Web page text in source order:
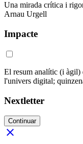
Una mirada crítica i
Arnau Urgell
Impacte
El resum analític (i àgil)
l'univers digital;
Nextletter
Continuar
close